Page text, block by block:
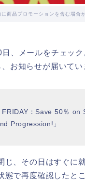
に商品プロモーションを含む場合
、メールをチェック
お知らせが届いてい
FRIDAY：Save 50％ on
Progression!」
じ、その日はすぐに
態で再度確認したと